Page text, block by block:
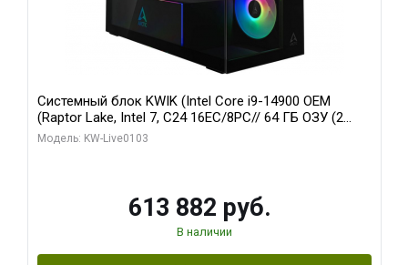
Системный блок KWIK (Intel Core i9-14900 OEM
(Raptor Lake, Intel 7, C24 16EC/8PC// 64 ГБ ОЗУ (2
модуля)/ Afox RTX4090 24GB GDDR6X 384-Bit 3xDP
Модель: KW-Live0103
613 882 руб.
В наличии